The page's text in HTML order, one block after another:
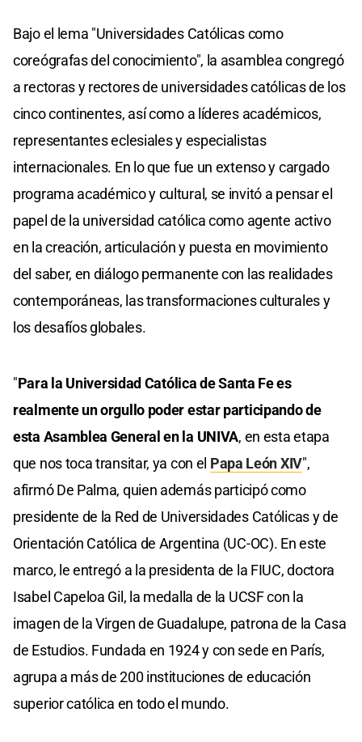
Bajo el lema "Universidades Católicas como
coreógrafas del conocimiento", la asamblea congregó
a rectoras y rectores de universidades católicas de los
cinco continentes, así como a líderes académicos,
representantes eclesiales y especialistas
internacionales. En lo que fue un extenso y cargado
programa académico y cultural, se invitó a pensar el
papel de la universidad católica como agente activo
en la creación, articulación y puesta en movimiento
del saber, en diálogo permanente con las realidades
contemporáneas, las transformaciones culturales y
los desafíos globales.
"Para la Universidad Católica de Santa Fe es
realmente un orgullo poder estar participando de
esta Asamblea General en la UNIVA, en esta etapa
que nos toca transitar, ya con el Papa León XIV",
afirmó De Palma, quien además participó como
presidente de la Red de Universidades Católicas y de
Orientación Católica de Argentina (UC-OC). En este
marco, le entregó a la presidenta de la FIUC, doctora
Isabel Capeloa Gil, la medalla de la UCSF con la
imagen de la Virgen de Guadalupe, patrona de la Casa
de Estudios. Fundada en 1924 y con sede en París,
agrupa a más de 200 instituciones de educación
superior católica en todo el mundo.